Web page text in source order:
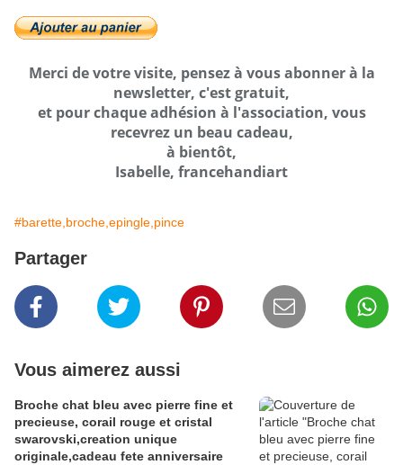
Merci de votre visite, pensez à vous abonner à la
newsletter, c'est gratuit,
et pour chaque adhésion à l'association, vous
recevrez un beau cadeau,
à bientôt,
Isabelle, francehandiart
#barette,broche,epingle,pince
Partager
Vous aimerez aussi
Broche chat bleu avec pierre fine et
precieuse, corail rouge et cristal
swarovski,creation unique
originale,cadeau fete anniversaire